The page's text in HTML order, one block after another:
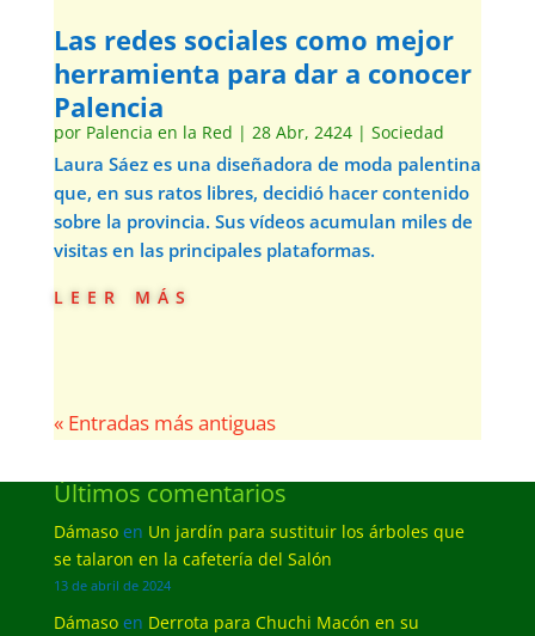
Las redes sociales como mejor
herramienta para dar a conocer
Palencia
por Palencia en la Red | 28 Abr, 2424| Sociedad
Laura Sáez es una diseñadora de moda palentina
que, en sus ratos libres, decidió hacer contenido
sobre la provincia. Sus vídeos acumulan miles de
visitas en las principales plataformas.
leer más
« Entradas más antiguas
Últimos comentarios
Dámasoen Un jardín para sustituir los árboles que
se talaron en la cafetería del Salón
13 de abril de 2024
Dámasoen Derrota para Chuchi Macón en su